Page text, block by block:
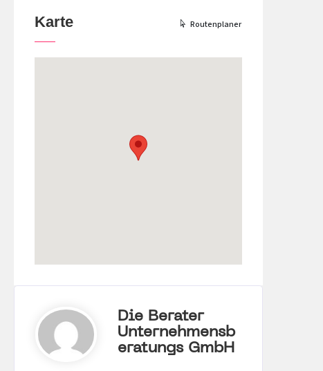
Karte Routenplaner
Die Berater
Unternehmensb
Eratungs GmbH